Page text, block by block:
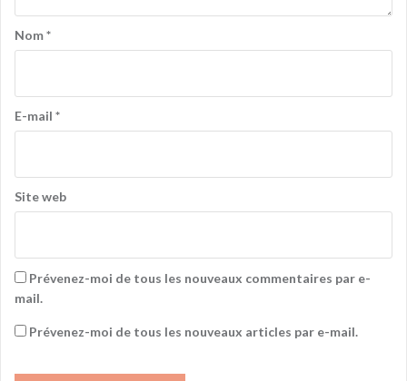
Nom*
E-mail *
Site web
Prévenez-moi de tous les nouveaux commentaires par e-
mail.
Prévenez-moi de tous les nouveaux articles par e-mail.